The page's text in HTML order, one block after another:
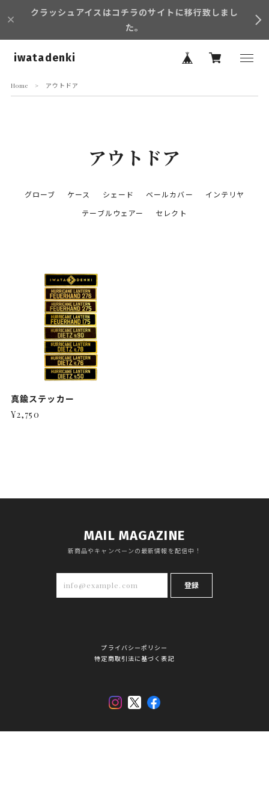
クラッシュアイスはコチラのサイトに移行致しまし
た。
iwatadenki
Home アウトドア
アウトドア
グローブ ケース シェード ベールカバー
インテリヤ
テーブルウェアー
セレクト
真鍮ステッカー
¥2,750
MAIL MAGAZINE
新商品やキャンペーンの最新情報を配信中！
登録
プライバシーポリシー
特定商取引法に基づく表記